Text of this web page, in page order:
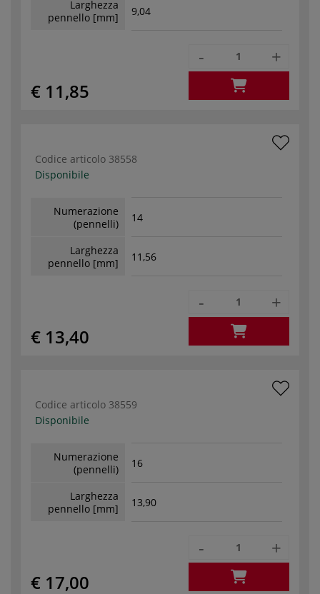
Larghezza
pennello [mm]
9,04
€ 11,85
- +
Codice articolo 38558
Disponibile
Numerazione
(pennelli)
14
Larghezza
pennello [mm]
11,56
€ 13,40
- +
Codice articolo 38559
Disponibile
Numerazione
(pennelli)
16
Larghezza
pennello [mm]
13,90
€ 17,00
- +